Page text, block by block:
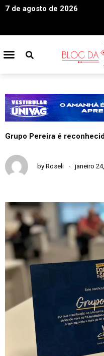
7 de agosto de 2026
Grupo Pereira é
by Roseli janeiro